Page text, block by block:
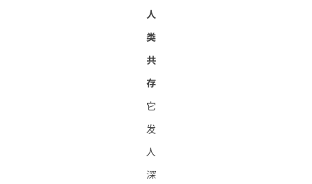
人
类
共
存
它
发
人
深